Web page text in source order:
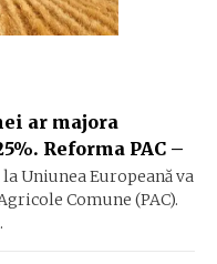
ar majora
Reforma PAC –
Uniunea Europeană va
Comune (PAC).